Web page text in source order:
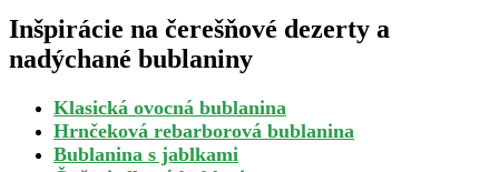
Inšpirácie na čerešňové dezerty a
nadýchané bublaniny
Klasická ovocná bublanina
Hrnčeková rebarborová bublanina
Bublanina s jablkami